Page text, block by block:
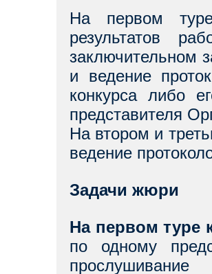
На первом
результатов
заключительном
и ведение
конкурса либо
представителя
На втором и
ведение
Задачи жюри
На первом туре
по одному